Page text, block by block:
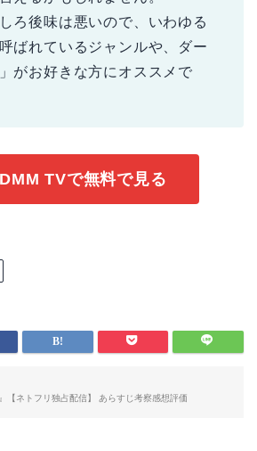
ろ後味は悪いので、いわゆる
ばれているジャンルや、ダー
がお好きな方にオススメで
TVで無料で見る
【ネトフリ独占配信】 あらすじ考察感想評価